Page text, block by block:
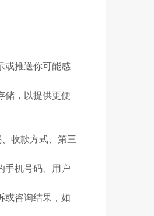
或推送你可能感
储，以提供更便
收款方式、第三
手机号码、用户
或咨询结果，如